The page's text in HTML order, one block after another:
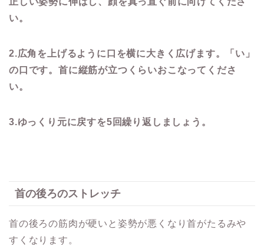
い。
2.広角を上げるように口を横に大きく広げます。「い」
の口です。首に縦筋が立つくらいおこなってくださ
い。
3.ゆっくり元に戻すを5回繰り返しましょう。
首の後ろのストレッチ
首の後ろの筋肉が硬いと姿勢が悪くなり首がたるみや
すくなります。